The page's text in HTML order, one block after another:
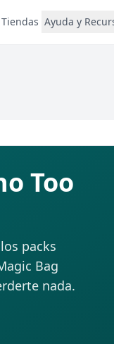
Tiendas Ayuda y
Too
packs
Bag
nada.